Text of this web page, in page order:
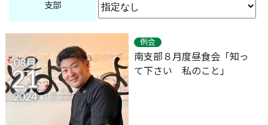
支部
08月
21
2024
例会
南支部８月度昼食会「知っ
て下さい 私のこと」